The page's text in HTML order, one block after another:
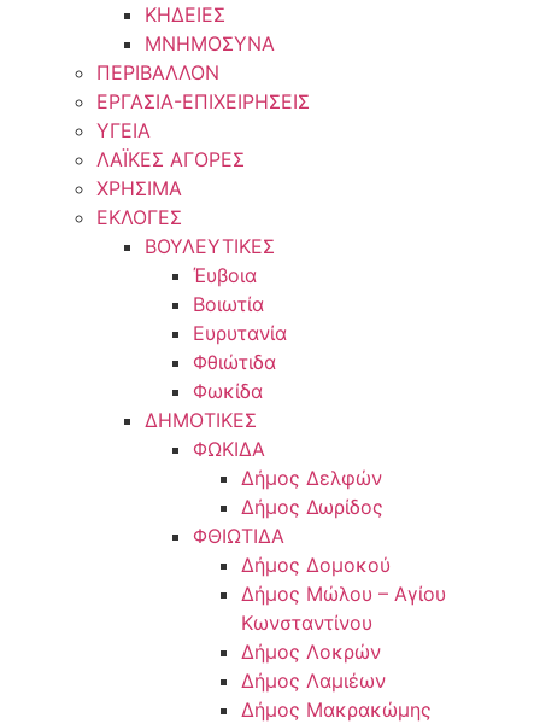
ΚΗΔΕΙΕΣ
ΜΝΗΜΟΣΥΝΑ
ΠΕΡΙΒΑΛΛΟΝ
ΕΡΓΑΣΙΑ-ΕΠΙΧΕΙΡΗΣΕΙΣ
ΥΓΕΙΑ
ΛΑΪΚΕΣ ΑΓΟΡΕΣ
ΧΡΗΣΙΜΑ
ΕΚΛΟΓΕΣ
ΒΟΥΛΕΥΤΙΚΕΣ
Έυβοια
Βοιωτία
Ευρυτανία
Φθιώτιδα
Φωκίδα
ΔΗΜΟΤΙΚΕΣ
ΦΩΚΙΔΑ
Δήμος Δελφών
Δήμος Δωρίδος
ΦΘΙΩΤΙΔΑ
Δήμος Δομοκού
Δήμος Μώλου – Αγίου
Κωνσταντίνου
Δήμος Λοκρών
Δήμος Λαμιέων
Δήμος Μακρακώμης